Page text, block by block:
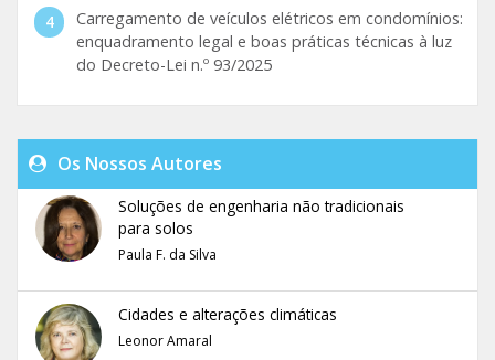
Carregamento de veículos elétricos em condomínios:
enquadramento legal e boas práticas técnicas à luz
do Decreto-Lei n.º 93/2025
Os Nossos Autores
Soluções de engenharia não tradicionais
para solos
Paula F. da Silva
Cidades e alterações climáticas
Leonor Amaral